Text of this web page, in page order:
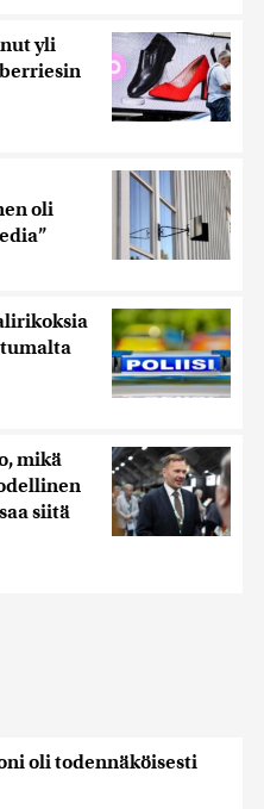
yli
oli
mikä
siitä
oli todennäköisesti